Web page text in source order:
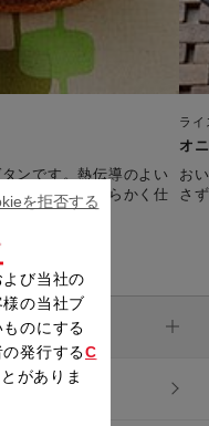
ンです。熱伝導のよい
、ふっくら柔らかく仕
ライ
オ
お
さ
び当社の
の当社ブ
のにする
発行するC
がありま
を拒否する